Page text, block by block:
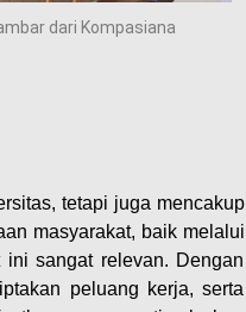
dari Kompasiana
tetapi juga mencakup
masyarakat, baik melalui
sangat relevan. Dengan
peluang kerja, serta